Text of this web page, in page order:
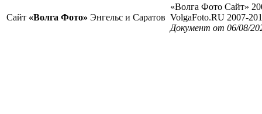
Сайт «Волга Фото» Энгельс и Саратов
«Волга Фото Сайт»
VolgaFoto.RU 2007-
Документ от 06/08/